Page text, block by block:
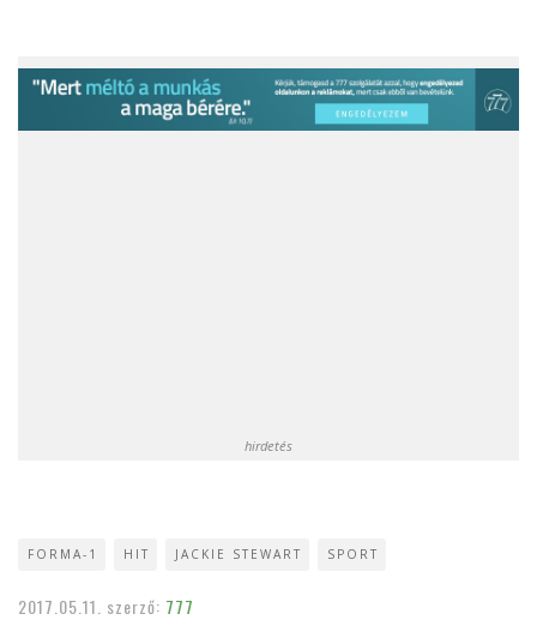
hirdetés
FORMA-1 HIT JACKIE STEWART SPORT
2017.05.11. szerző: 777